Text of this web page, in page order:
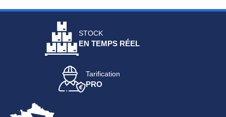
STOCK
EN TEMPS RÉEL
Tarification
PRO